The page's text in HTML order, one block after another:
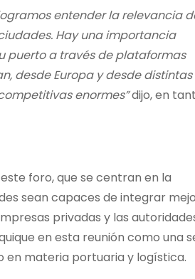
entender la relevancia
Hay una importancia
puerto a través de plataformas
desde Europa y desde distintas
enormes”dijo, en
foro, que se centran en la
sean capaces de integrar
privadas y las
en esta reunión como una
en materia portuaria y logística.